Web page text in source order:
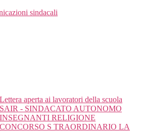
sindacali
Lettera aperta ai lavoratori della scuola
SAIR - SINDACATO AUTONOMO
INSEGNANTI RELIGIONE
CONCORSO S TRAORDINARIO LA